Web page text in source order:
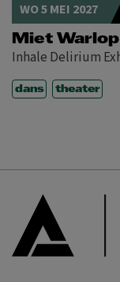
WO 5 MEI 2027
Miet Warlop
Inhale Delirium
dans theater